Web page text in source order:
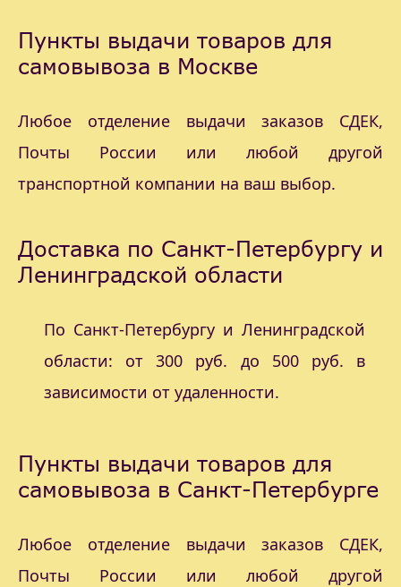
Пункты выдачи товаров для
самовывоза в Москве
Любое отделение выдачи заказов СДЕК,
Почты России или любой другой
транспортной компании на ваш выбор.
Доставка по Санкт-Петербургу и
Ленинградской области
По Санкт-Петербургу и Ленинградской
области: от 300 руб. до 500 руб. в
зависимости от удаленности.
Пункты выдачи товаров для
самовывоза в Санкт-Петербурге
Любое отделение выдачи заказов СДЕК,
Почты России или любой другой